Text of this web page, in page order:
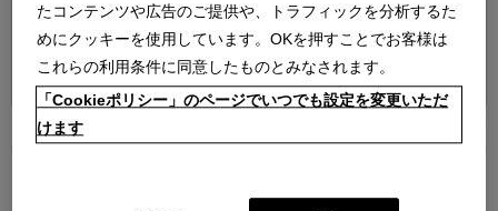
並べ替え：
たコンテンツや広告のご提供や、トラフィックを分析するた
めにクッキーを使用しています。OKを押すことでお客様は
これらの利用条件に同意したものとみなされます。
「Cookieポリシー」のページでいつでも設定を変更いただ
けます